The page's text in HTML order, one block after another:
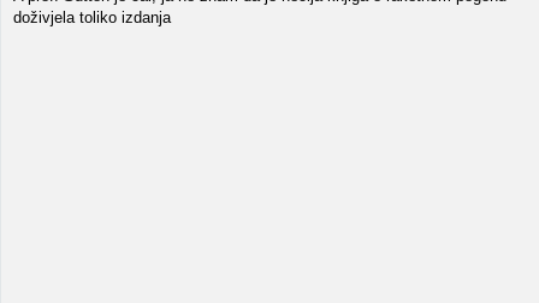
doživjela toliko izdanja